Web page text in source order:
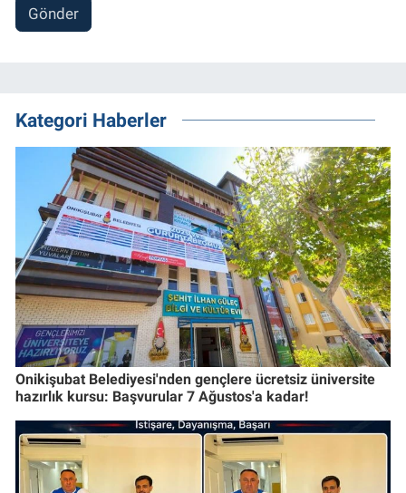
Gönder
Kategori Haberler
Onikişubat Belediyesi'nden gençlere ücretsiz üniversite
hazırlık kursu: Başvurular 7 Ağustos'a kadar!